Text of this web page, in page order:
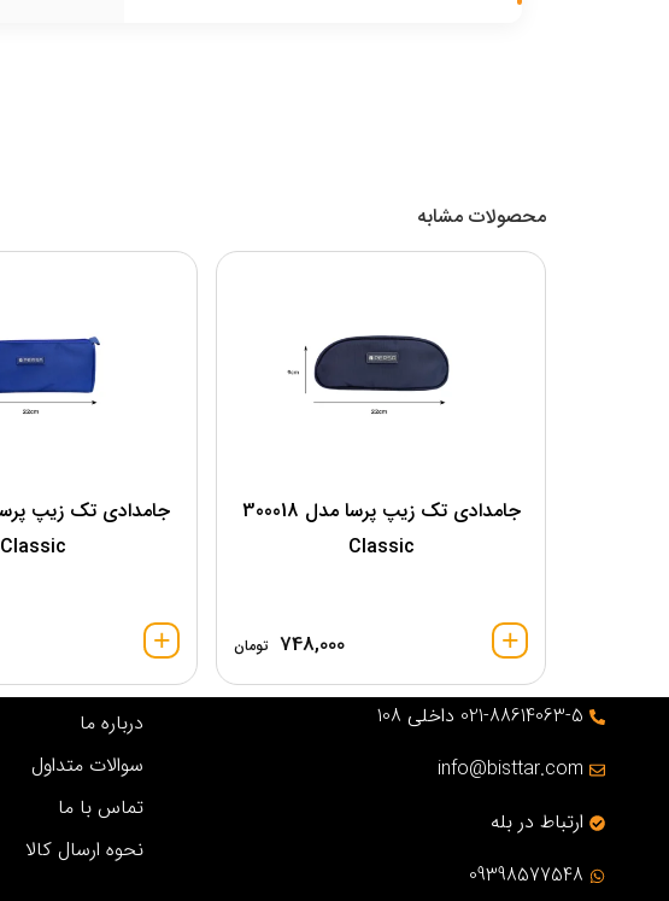
محصولات مشابه
جامدادی تک زیپ پرسا مدل 300018
Classic
748,000 تومان
Classic
021-88614063-5 داخلی 108
info@bisttar.com
ارتباط در بله
09398577548
درباره ما
سوالات متداول
تماس با ما
نحوه ارسال کالا